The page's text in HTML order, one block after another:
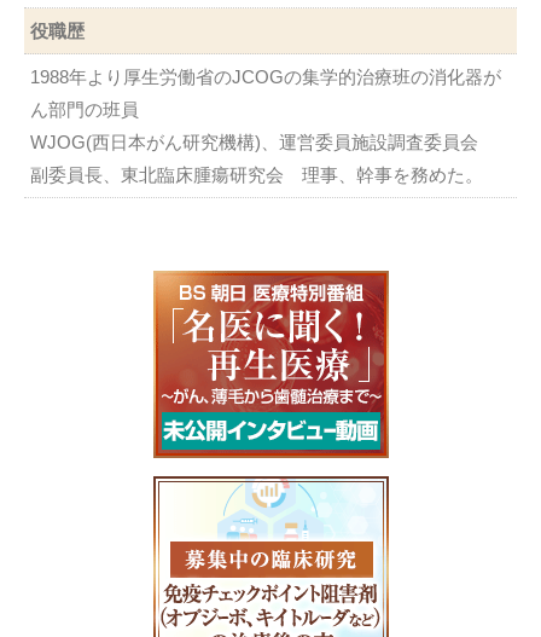
役職歴
1988年より厚生労働省のJCOGの集学的治療班の消化器が
ん部門の班員
WJOG(西日本がん研究機構)、運営委員施設調査委員会
副委員長、東北臨床腫瘍研究会 理事、幹事を務めた。